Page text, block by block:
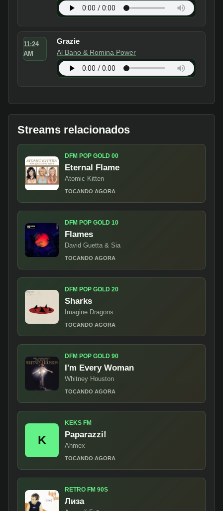
11:24
AM
Grazie
Al Bano & Romina Power
Streams relacionados
DFM POP GOLD 00
Eternal Flame
Atomic Kitten
TOCANDO AGORA
DFM POP GOLD 10
Flames
David Guetta & Sia
TOCANDO AGORA
DFM POP GOLD 20
Sharks
Imagine Dragons
TOCANDO AGORA
DFM POP GOLD 90
I'm Every Woman
Whitney Houston
TOCANDO AGORA
K
KEKS FM
Paparazzi!
Ahmex
TOCANDO AGORA
RETRO FM 90S
Лиза